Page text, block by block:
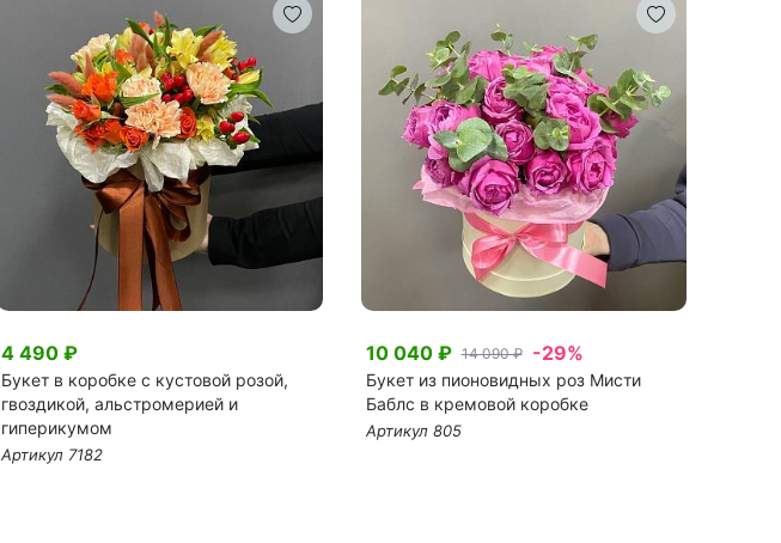
4 490 ₽
Букет в коробке с кустовой розой,
гвоздикой, альстромерией и
гиперикумом
Артикул 7182
10 040 ₽ 14 090 ₽ -29%
Букет из пионовидных роз Мисти
Баблс в кремовой коробке
Артикул 805